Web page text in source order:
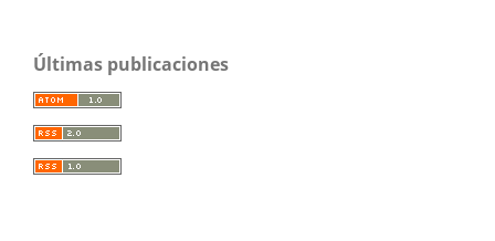
Últimas publicaciones